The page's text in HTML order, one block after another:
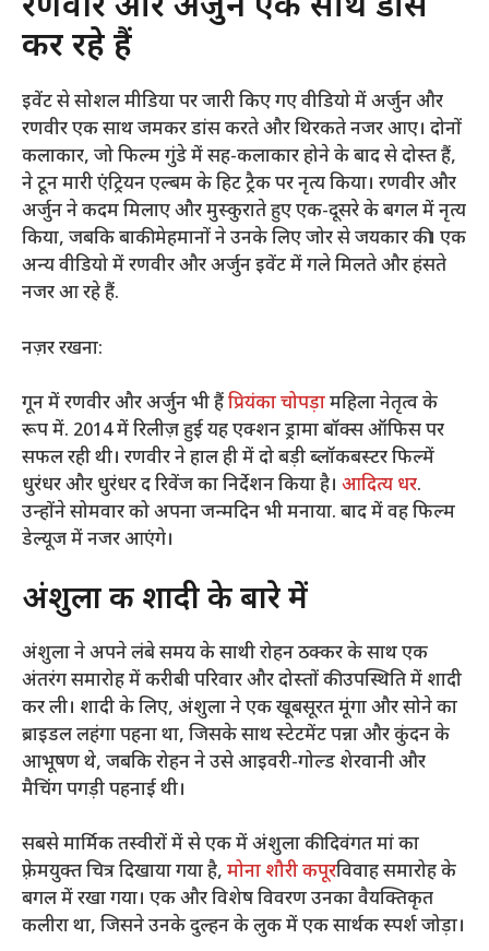
रणवीर और अर्जुन एक साथ डांस
कर रहे हैं
इवेंट से सोशल मीडिया पर जारी किए गए वीडियो में अर्जुन और
रणवीर एक साथ जमकर डांस करते और थिरकते नजर आए। दोनों
कलाकार, जो फिल्म गुंडे में सह-कलाकार होने के बाद से दोस्त हैं,
ने टून मारी एंट्रियन एल्बम के हिट ट्रैक पर नृत्य किया। रणवीर और
अर्जुन ने कदम मिलाए और मुस्कुराते हुए एक-दूसरे के बगल में नृत्य
किया, जबकि बाकी मेहमानों ने उनके लिए जोर से जयकार की। एक
अन्य वीडियो में रणवीर और अर्जुन इवेंट में गले मिलते और हंसते
नजर आ रहे हैं.
नज़र रखना:
गून में रणवीर और अर्जुन भी हैंप्रियंका चोपड़ामहिला नेतृत्व के
रूप में. 2014 में रिलीज़ हुई यह एक्शन ड्रामा बॉक्स ऑफिस पर
सफल रही थी। रणवीर ने हाल ही में दो बड़ी ब्लॉकबस्टर फिल्में
धुरंधर और धुरंधर द रिवेंज का निर्देशन किया है। आदित्य धर.
उन्होंने सोमवार को अपना जन्मदिन भी मनाया. बाद में वह फिल्म
डेल्यूज में नजर आएंगे।
अंशुला की शादी के बारे में
अंशुला ने अपने लंबे समय के साथी रोहन ठक्कर के साथ एक
अंतरंग समारोह में करीबी परिवार और दोस्तों की उपस्थिति में शादी
कर ली। शादी के लिए, अंशुला ने एक खूबसूरत मूंगा और सोने का
ब्राइडल लहंगा पहना था, जिसके साथ स्टेटमेंट पन्ना और कुंदन के
आभूषण थे, जबकि रोहन ने उसे आइवरी-गोल्ड शेरवानी और
मैचिंग पगड़ी पहनाई थी।
सबसे मार्मिक तस्वीरों में से एक में अंशुला की दिवंगत मां का
फ़्रेमयुक्त चित्र दिखाया गया है, मोना शौरी कपूरविवाह समारोह के
बगल में रखा गया। एक और विशेष विवरण उनका वैयक्तिकृत
कलीरा था, जिसने उनके दुल्हन के लुक में एक सार्थक स्पर्श जोड़ा।